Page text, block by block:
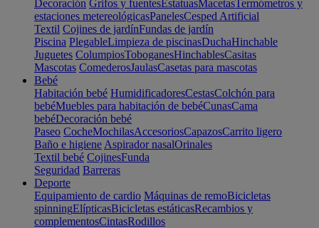
Decoración Grifos y fuentesEstatuasMacetasTermómetros y
estaciones metereológicasPanelesCesped Artificial
Textil Cojines de jardínFundas de jardín
Piscina PlegableLimpieza de piscinasDuchaHinchable
Juguetes ColumpiosToboganesHinchablesCasitas
Mascotas ComederosJaulasCasetas para mascotas
Bebé
Habitación bebé HumidificadoresCestasColchón para
bebéMuebles para habitación de bebéCunasCama
bebéDecoración bebé
Paseo CocheMochilasAccesoriosCapazosCarrito ligero
Baño e higiene Aspirador nasalOrinales
Textil bebé CojinesFunda
Seguridad Barreras
Deporte
Equipamiento de cardio Máquinas de remoBicicletas
spinningElípticasBicicletas estáticasRecambios y
complementosCintasRodillos